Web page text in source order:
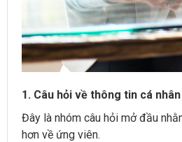
1. Câu hỏi về thông tin cá nhân
Đây là nhóm câu hỏi mở đầu
hơn về ứng viên.